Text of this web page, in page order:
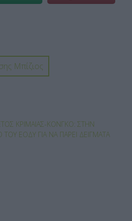
Μπίζιος
ΚΡΙΜΑΊΑΣ-ΚΟΝΓΚΌ: ΣΤΗΝ
ΕΟΔΥ ΓΙΑ ΝΑ ΠΆΡΕΙ ΔΕΊΓΜΑΤΑ